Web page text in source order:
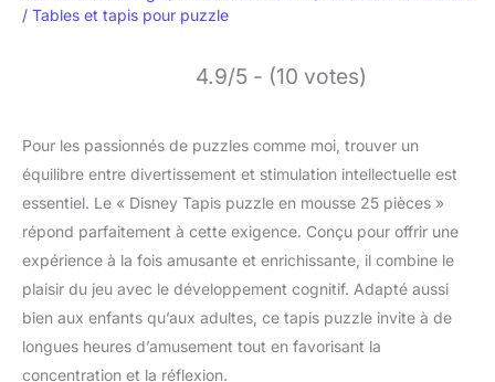
/ Tables et tapis pour puzzle
4.9/5 - (10 votes)
Pour les passionnés de puzzles comme moi, trouver un
équilibre entre divertissement et stimulation intellectuelle est
essentiel. Le « Disney Tapis puzzle en mousse 25 pièces »
répond parfaitement à cette exigence. Conçu pour offrir une
expérience à la fois amusante et enrichissante, il combine le
plaisir du jeu avec le développement cognitif. Adapté aussi
bien aux enfants qu’aux adultes, ce tapis puzzle invite à de
longues heures d’amusement tout en favorisant la
concentration et la réflexion.